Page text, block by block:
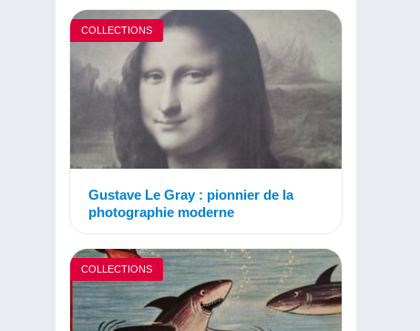
COLLECTIONS
Gustave Le Gray : pionnier de la
photographie moderne
COLLECTIONS